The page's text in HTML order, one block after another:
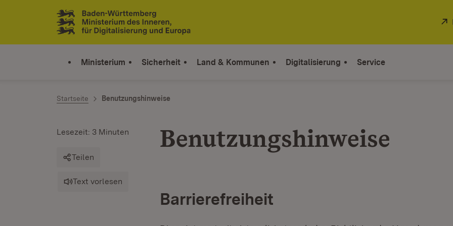
Zum Inhalt springen
Link zur Startseite
Ministerium Sicherheit Land & Kommunen Digitalisierung Service
Startseite Benutzungshinweise
Benutzungshinweise
Lesezeit: 3 Minuten
Teilen
Text vorlesen
Barrierefreiheit